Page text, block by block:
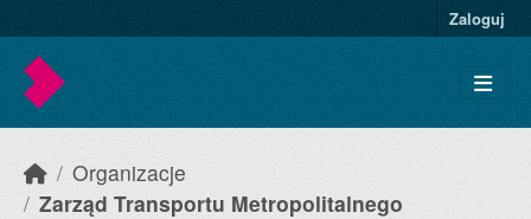
Zaloguj
Organizacje
Zarząd Transportu Metropolitalnego